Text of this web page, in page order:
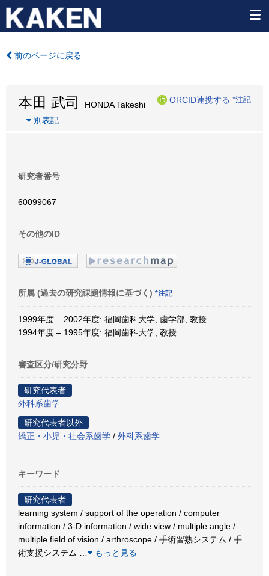
前のページに戻る
本田 武司 HONDA Takeshi
ORCID連携する *注記
別表記
研究者番号
60099067
その他のID
所属 (過去の研究課題情報に基づく) *注記
1999年度 – 2002年度: 福岡歯科大学, 歯学部, 教授
1994年度 – 1995年度: 福岡歯科大学, 教授
審査区分/研究分野
研究代表者
外科系歯学
研究代表者以外
矯正・小児・社会系歯学 / 外科系歯学
キーワード
研究代表者
learning system / support of the operation / computer
information / 3-D information / wide view / multiple angle /
multiple field of vision / arthroscope / 手術習熟システム / 手
術支援システム
もっと見る